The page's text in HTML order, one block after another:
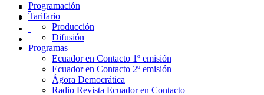
Programación
Tarifario
Producción
Difusión
Programas
Ecuador en Contacto 1º emisión
Ecuador en Contacto 2º emisión
Ágora Democrática
Radio Revista Ecuador en Contacto